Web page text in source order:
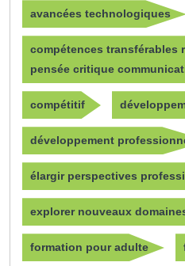
avancées technologiques
compétences transférables
pensée critique
compétitif
développement
élargir perspectives
explorer nouveaux
formation pour adulte